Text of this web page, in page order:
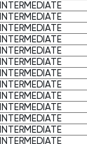
INTERMEDIATE
INTERMEDIATE
INTERMEDIATE
INTERMEDIATE
INTERMEDIATE
INTERMEDIATE
INTERMEDIATE
INTERMEDIATE
INTERMEDIATE
INTERMEDIATE
INTERMEDIATE
INTERMEDIATE
INTERMEDIATE